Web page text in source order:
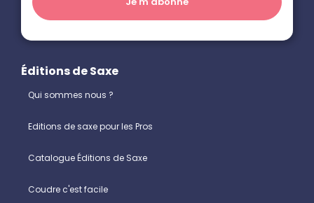
Éditions de Saxe
Qui sommes nous ?
Editions de saxe pour les Pros
Catalogue Éditions de Saxe
Coudre c'est facile